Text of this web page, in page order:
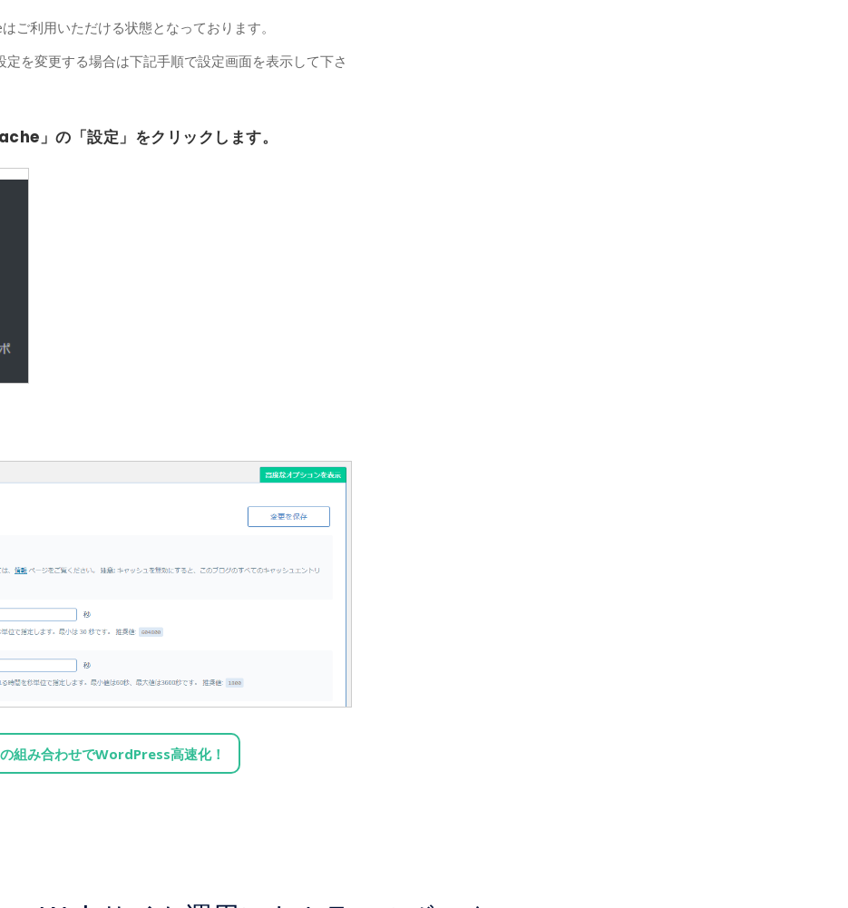
ご利用いただける状態となっております。
を変更する場合は下記手順で設定画面を表示して下さ
」 の 「設定」 をクリックします。
組み合わせでWordPress高速化！